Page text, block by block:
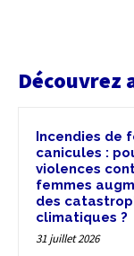
Découvrez
Incendies de
canicules :
violences
femmes
des
climatiques ?
31 juillet 2026